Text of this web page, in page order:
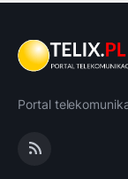
Portal